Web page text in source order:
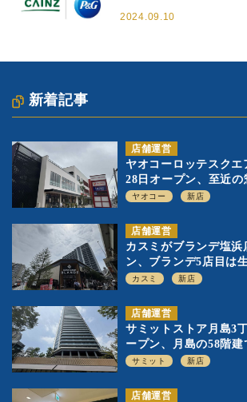
新着記事
店舗運営
ヤオコーロッテスクエ
28日オープン、至近
浦和店とは生鮮強化、
ヤオコー 新店
店舗運営
カスミがブランデ塩浜
ン、ブランデ5店目は
一方で通常店の要素も
カスミ 新店
店舗運営
サミットストア月島3
ープン、月島の58階
ン1階に生鮮強化の小
サミット 新店
店舗運営
2024.09.10